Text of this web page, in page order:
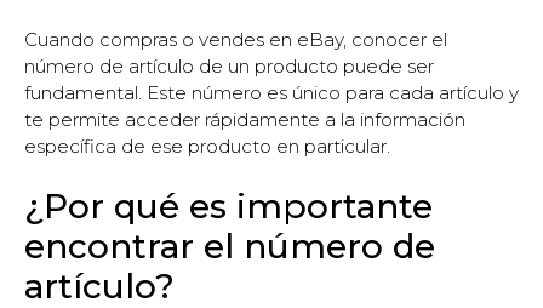
Cuando compras o vendes en eBay, conocer el
número de artículo de un producto puede ser
fundamental. Este número es único para cada artículo y
te permite acceder rápidamente a la información
específica de ese producto en particular.
¿Por qué es importante
encontrar el número de
artículo?